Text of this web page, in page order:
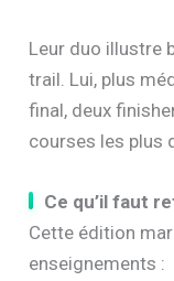
Leur duo illustre
trail. Lui, plus
final, deux
courses les plus
Ce qu’il faut
Cette édition
enseignements :